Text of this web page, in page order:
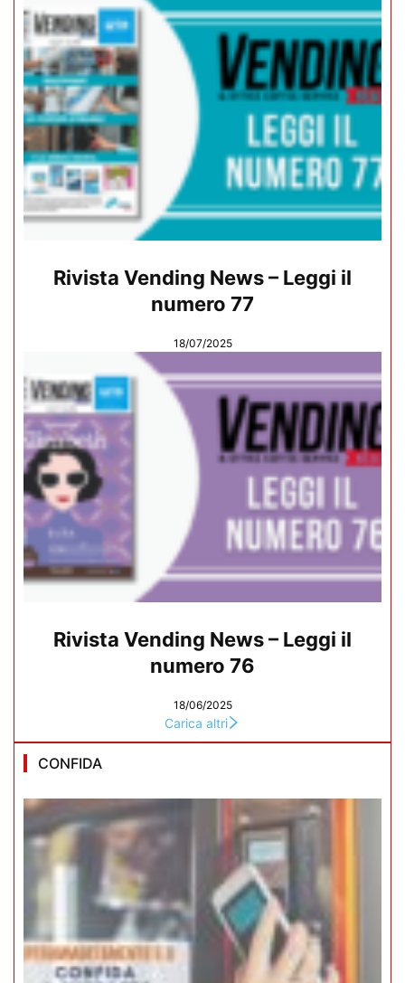
Rivista Vending News – Leggi il
numero 77
18/07/2025
Rivista Vending News – Leggi il
numero 76
18/06/2025
Carica altri
CONFIDA